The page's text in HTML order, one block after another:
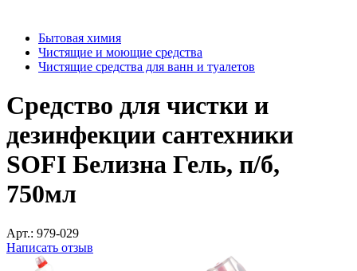
Бытовая химия
Чистящие и моющие средства
Чистящие средства для ванн и туалетов
Средство для чистки и
дезинфекции сантехники
SOFI Белизна Гель, п/б,
750мл
Арт.: 979-029
Написать отзыв